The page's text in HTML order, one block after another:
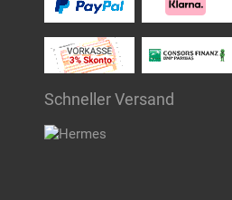
Schneller Versand